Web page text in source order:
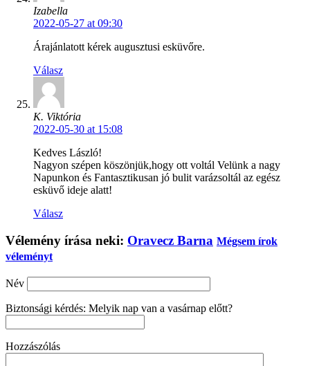
Izabella
2022-05-27 at 09:30
Árajánlatott kérek augusztusi esküvőre.
Válasz
K. Viktória
2022-05-30 at 15:08
Kedves László!
Nagyon szépen köszönjük,hogy ott voltál Velünk a nagy
Napunkon és Fantasztikusan jó bulit varázsoltál az egész
esküvő ideje alatt!
Válasz
Vélemény írása neki: Oravecz Barna Mégsem írok
véleményt
Név
Biztonsági kérdés: Melyik nap van a vasárnap előtt?
Hozzászólás